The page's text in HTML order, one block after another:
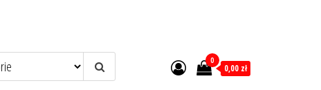
0
0,00 zł